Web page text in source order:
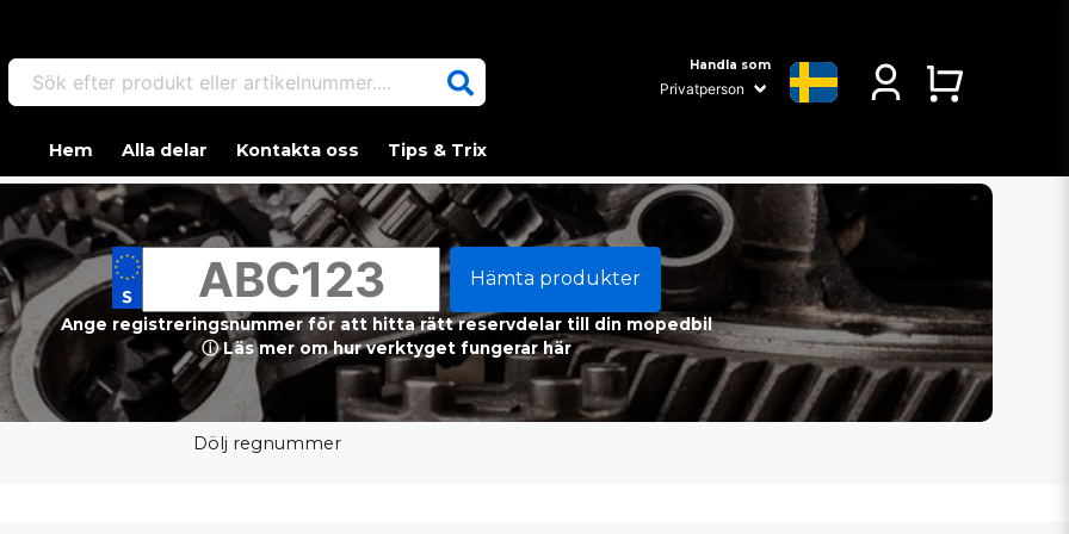
Sök efter produkt eller artikelnummer.... Handla som
Hem Alla delar Kontakta oss Tips & Trix
Hämta produkter
Ange registreringsnummer för att hitta rätt reservdelar till din mopedbil
ⓘ Läs mer om hur verktyget fungerar här
Dölj regnummer